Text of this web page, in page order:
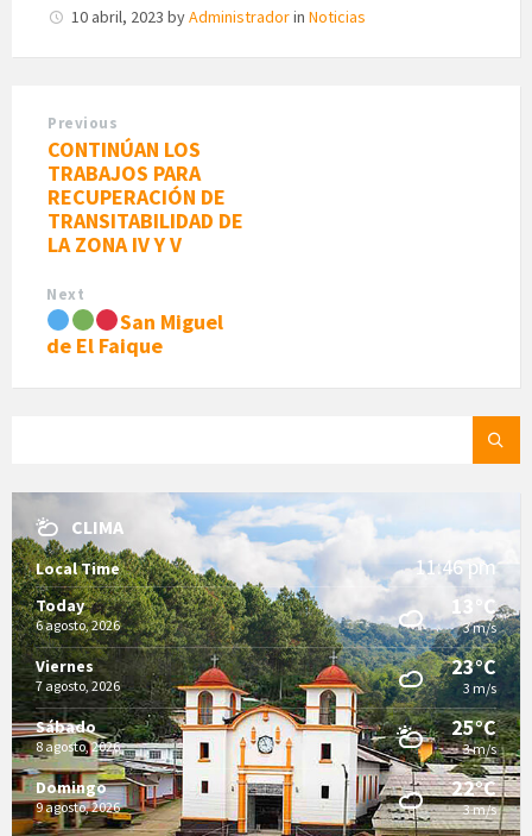
10 abril, 2023 byAdministradorin Noticias
Previous
CONTINÚAN LOS
TRABAJOS PARA
RECUPERACIÓN DE
TRANSITABILIDAD DE
LA ZONA IV Y V
Next
San Miguel
de El Faique
CLIMA
Local Time 11:46 pm
Today
6 agosto, 2026
13°C
3 m/s
Viernes
7 agosto, 2026
23°C
3 m/s
Sábado
8 agosto, 2026
25°C
3 m/s
Domingo
9 agosto, 2026
22°C
3 m/s